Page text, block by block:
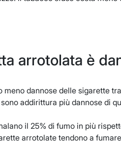
arrotolata è
meno dannose delle sigarette
addirittura più dannose di
il 25% di fumo in più
arrotolate tendono a